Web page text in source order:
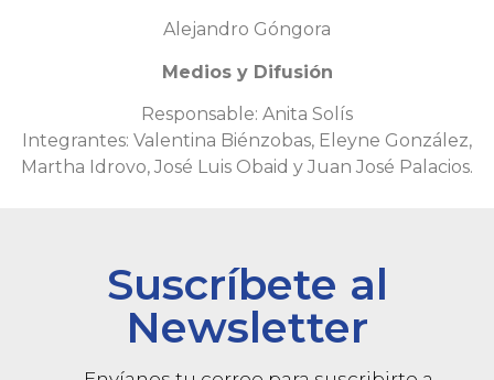
Alejandro Góngora
Medios y Difusión
Responsable: Anita Solís
Integrantes: Valentina Biénzobas, Eleyne González,
Martha Idrovo, José Luis Obaid y Juan José Palacios.
Suscríbete al
Newsletter